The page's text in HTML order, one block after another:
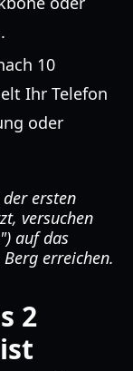
10
Ihr Telefon
oder
ersten
versuchen
auf das
erreichen.
2